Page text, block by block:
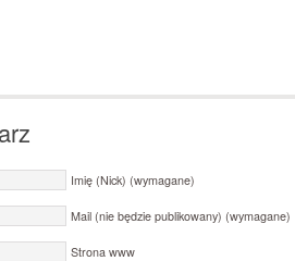
Imię (Nick) (wymagane)
Mail (nie będzie publikowany) (wymagane)
Strona www